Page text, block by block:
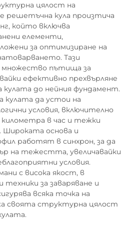
цялост на
решетъчна кула произтича
който включва
елементи,
за оптимизиране на
Тази
множество пътища за
ефективно прехвърляне
кулата до нейния фундамент.
кулата да устои на
условия, включително
в час и тежки
Широката основа и
работят в синхрон, за да
на тежестта, увеличавайки
условия.
с висока якост, в
техники за заваряване и
всяка точка на
своята структурна цялост